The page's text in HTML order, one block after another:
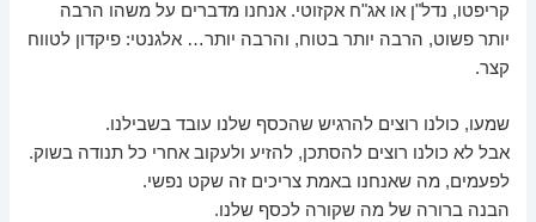
קריפטו, נדל"ן או אג"ח אקזוטי. אנחנו מדברים על משהו הרבה
יותר פשוט, הרבה יותר בטוח, והרבה יותר… אלגנטי: פיקדון לטווח
קצר.
שמעו, כולנו רוצים להרגיש שהכסף שלנו עובד בשבילנו.
אבל לא כולנו רוצים להסתכן, להזיע ולעקוב אחרי כל תנודה בשוק.
לפעמים, מה שאנחנו באמת צריכים זה שקט נפשי.
הבנה ברורה של מה שקורה לכסף שלנו.